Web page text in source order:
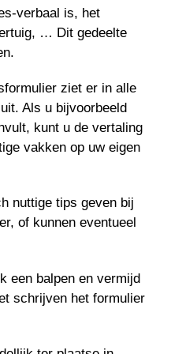
verbaal is, het
… Dit gedeelte
ziet er in alle
Als u bijvoorbeeld
kunt u de vertaling
vakken op uw eigen
nuttige tips geven bij
of kunnen eventueel
een balpen en vermijd
schrijven het formulier